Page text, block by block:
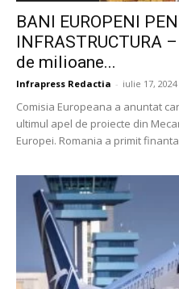
BANI EUROPENI
INFRASTRUCTURA
de milioane...
Infrapress Redactia - iulie 17, 2024
Comisia Europeana a anuntat
ultimul apel de proiecte din
Europei. Romania a primit